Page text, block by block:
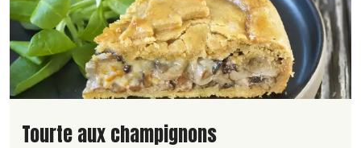
Lire la suite de la recette
Tourte aux champignons